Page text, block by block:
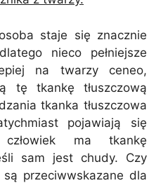
staje się znacznie
nieco pełniejsze
na twarzy ceneo,
tę tkankę tłuszczową
tkanka tłuszczowa
pojawiają się
człowiek ma tkankę
sam jest chudy. Czy
przeciwwskazane dla